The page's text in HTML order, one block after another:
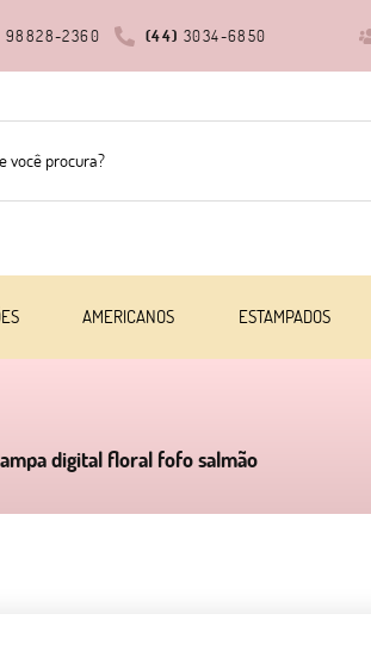
(44) 3034-6850
98828-2360
AMERICANOS ESTAMPADOS
digital floral fofo salmão